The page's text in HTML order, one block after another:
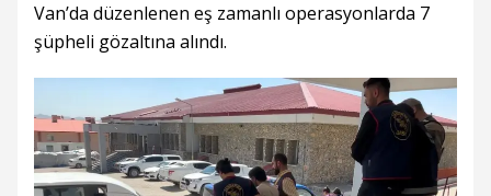
Van’da düzenlenen eş zamanlı operasyonlarda 7
şüpheli gözaltına alındı.